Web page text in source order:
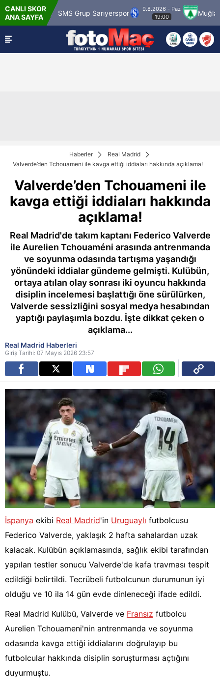
CANLI SKOR
ANA SAYFA SMS Grup Sarıyerspor
9.8.2026 - Paz
19:00
Muğlaspor
Haberler
Real Madrid
Valverde’den Tchouameni ile kavga ettiği iddiaları hakkında açıklama!
Valverde’den Tchouameni ile
kavga ettiği iddiaları hakkında
açıklama!
Real Madrid'de takım kaptanı Federico Valverde
ile Aurelien Tchouaméni arasında antrenmanda
ve soyunma odasında tartışma yaşandığı
yönündeki iddialar gündeme gelmişti. Kulübün,
ortaya atılan olay sonrası iki oyuncu hakkında
disiplin incelemesi başlattığı öne sürülürken,
Valverde sessizliğini sosyal medya hesabından
yaptığı paylaşımla bozdu. İşte dikkat çeken o
açıklama...
Real Madrid Haberleri
Giriş Tarihi: 07 Mayıs 2026 23:57
İspanya ekibi Real Madrid'in Uruguaylı futbolcusu
Federico Valverde, yaklaşık 2 hafta sahalardan uzak
kalacak. Kulübün açıklamasında, sağlık ekibi tarafından
yapılan testler sonucu Valverde'de kafa travması tespit
edildiği belirtildi. Tecrübeli futbolcunun durumunun iyi
olduğu ve 10 ila 14 gün evde dinleneceği ifade edildi.
Real Madrid Kulübü, Valverde ve Fransız futbolcu
Aurelien Tchouameni'nin antrenmanda ve soyunma
odasında kavga ettiği iddialarını doğrulayıp bu
futbolcular hakkında disiplin soruşturması açtığını
duyurmuştu.